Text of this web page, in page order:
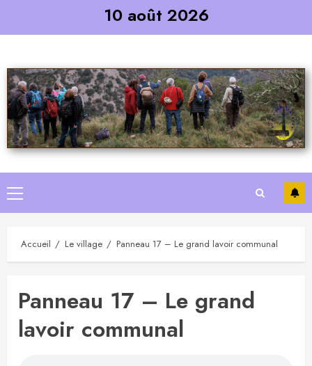
10 août 2026
Primary
Menu
Accueil Le village Panneau 17 – Le grand lavoir communal
Panneau 17 – Le grand
lavoir communal